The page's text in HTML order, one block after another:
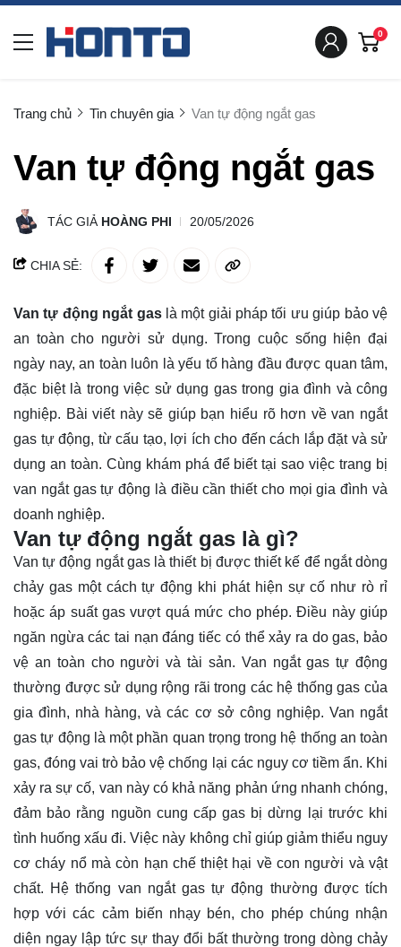
0
Trang chủ Tin chuyên gia Van tự động ngắt gas
Van tự động ngắt gas
TÁC GIẢ HOÀNG PHI 20/05/2026
CHIA SẺ:
Van tự động ngắt gaslà một giải pháp tối ưu giúp bảo vệ
an toàn cho người sử dụng. Trong cuộc sống hiện đại
ngày nay, an toàn luôn là yếu tố hàng đầu được quan tâm,
đặc biệt là trong việc sử dụng gas trong gia đình và công
nghiệp. Bài viết này sẽ giúp bạn hiểu rõ hơn về van ngắt
gas tự động, từ cấu tạo, lợi ích cho đến cách lắp đặt và sử
dụng an toàn. Cùng khám phá để biết tại sao việc trang bị
van ngắt gas tự động là điều cần thiết cho mọi gia đình và
doanh nghiệp.
Van tự động ngắt gas là gì?
Van tự động ngắt gas là thiết bị được thiết kế để ngắt dòng
chảy gas một cách tự động khi phát hiện sự cố như rò rỉ
hoặc áp suất gas vượt quá mức cho phép. Điều này giúp
ngăn ngừa các tai nạn đáng tiếc có thể xảy ra do gas, bảo
vệ an toàn cho người và tài sản. Van ngắt gas tự động
thường được sử dụng rộng rãi trong các hệ thống gas của
gia đình, nhà hàng, và các cơ sở công nghiệp. Van ngắt
gas tự động là một phần quan trọng trong hệ thống an toàn
gas, đóng vai trò bảo vệ chống lại các nguy cơ tiềm ẩn. Khi
xảy ra sự cố, van này có khả năng phản ứng nhanh chóng,
đảm bảo rằng nguồn cung cấp gas bị dừng lại trước khi
tình huống xấu đi. Việc này không chỉ giúp giảm thiểu nguy
cơ cháy nổ mà còn hạn chế thiệt hại về con người và vật
chất. Hệ thống van ngắt gas tự động thường được tích
hợp với các cảm biến nhạy bén, cho phép chúng nhận
diện ngay lập tức sự thay đổi bất thường trong dòng chảy